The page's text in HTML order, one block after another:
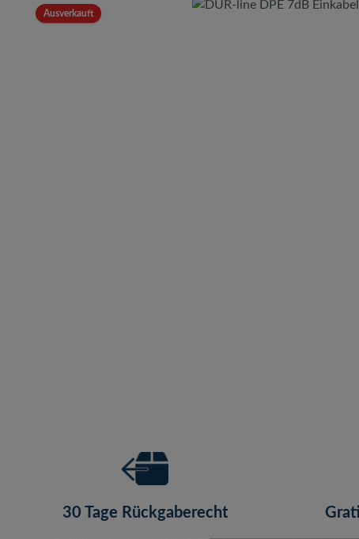
Bildergalerie überspringen
Ausverkauft
30 Tage Rückgaberecht